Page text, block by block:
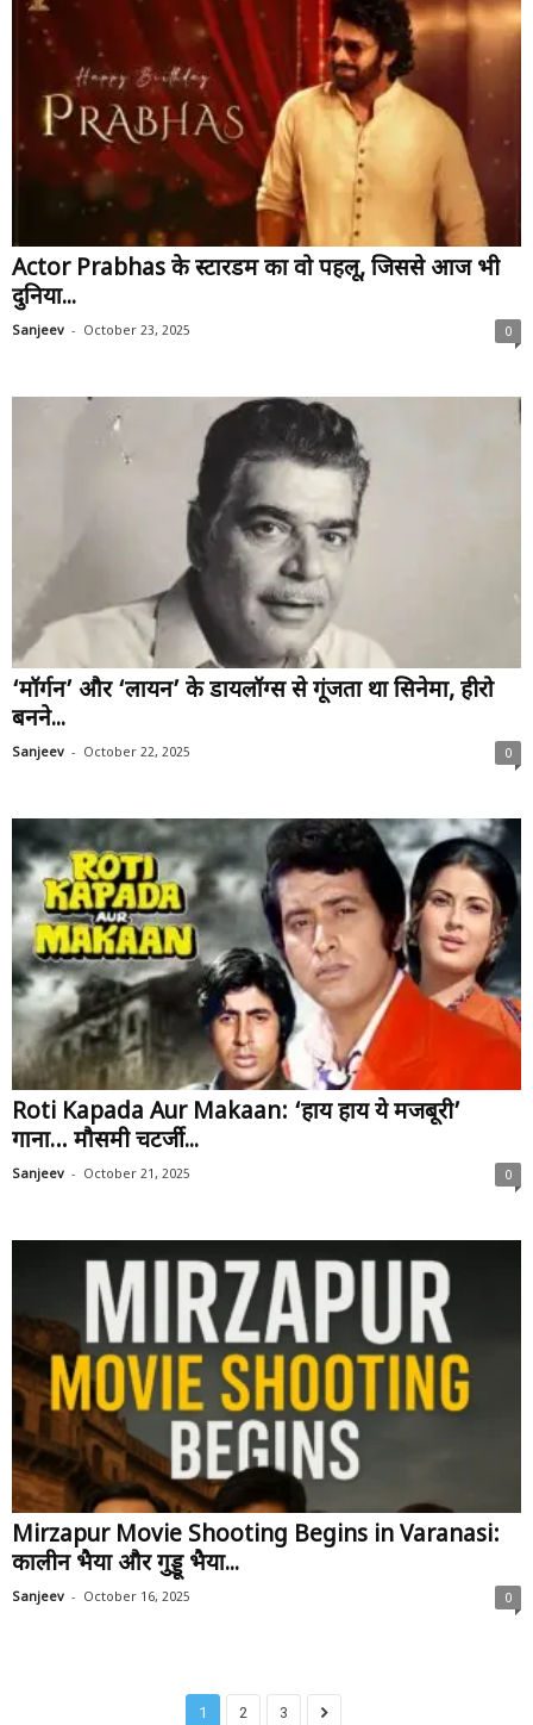
Actor Prabhas के स्टारडम का वो पहलू, जिससे आज भी
दुनिया...
Sanjeev - October 23, 2025 0
‘मॉर्गन’ और ‘लायन’ के डायलॉग्स से गूंजता था सिनेमा, हीरो
बनने...
Sanjeev - October 22, 2025 0
Roti Kapada Aur Makaan: ‘हाय हाय ये मजबूरी’
गाना… मौसमी चटर्जी...
Sanjeev - October 21, 2025 0
Mirzapur Movie Shooting Begins in Varanasi:
कालीन भैया और गुड्डू भैया...
Sanjeev - October 16, 2025 0
1 2 3